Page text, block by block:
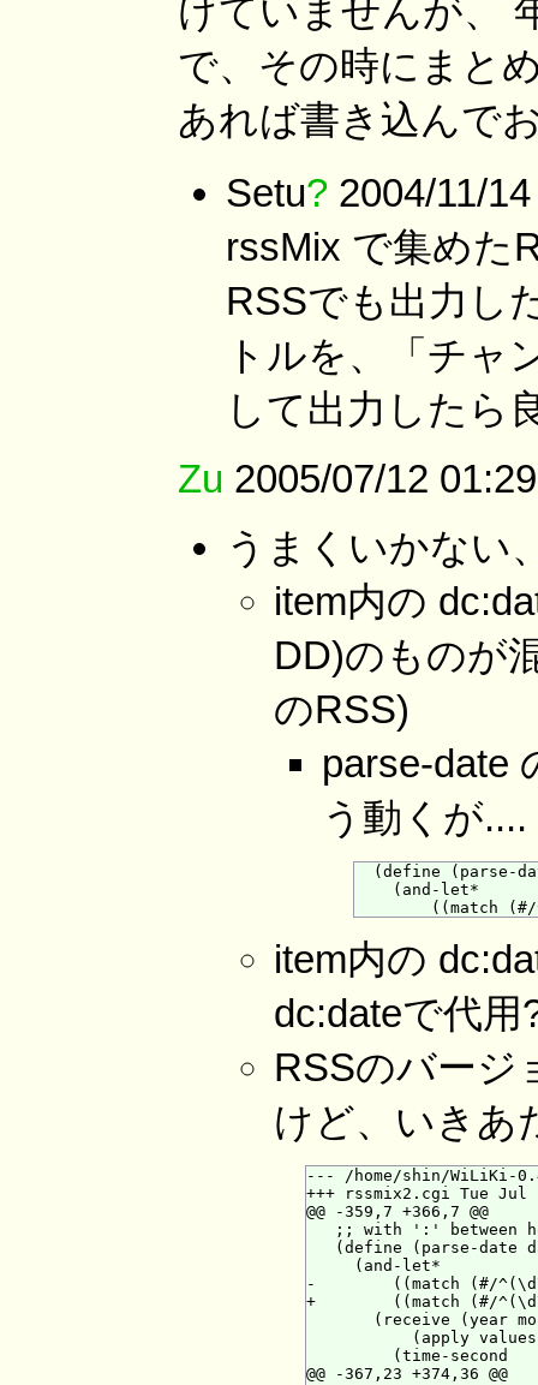
けていませんが、
で、その時にまと
あれば書き込んで
Setu? 2004/11/
rssMix で集めた
RSSでも出力し
トルを、「チャ
して出力したら
Zu 2005/07/12
うまくいかない
item内の
DD)のものが
のRSS)
parse-date
う動くが....
(define (parse-
    (and-let*
item内の
dc:dateで代用
RSSのバージ
けど、いきあ
--- /home/shin/WiLiKi-
+++ rssmix2.cgi Tue Jul
@@ -359,7 +366,7 @@
;; with ':' between
(define (parse-date
     (and-let*
-        ((match (#/
+        ((match (#/
(receive (year
(apply
         (time-second
@@ -367,23 +374,36 @@